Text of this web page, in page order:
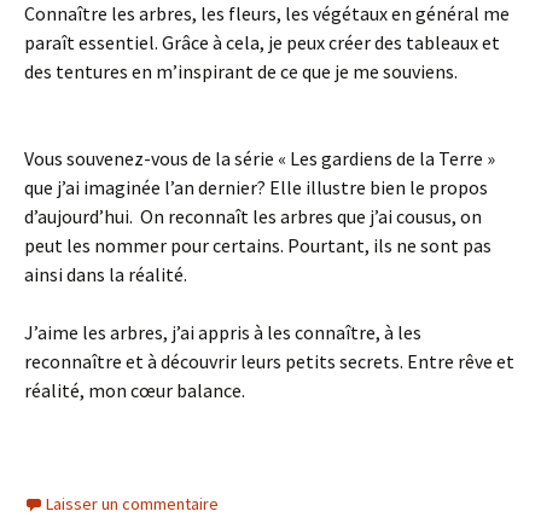
Connaître les arbres, les fleurs, les végétaux en général me
paraît essentiel. Grâce à cela, je peux créer des tableaux et
des tentures en m’inspirant de ce que je me souviens.
Vous souvenez-vous de la série « Les gardiens de la Terre »
que j’ai imaginée l’an dernier? Elle illustre bien le propos
d’aujourd’hui. On reconnaît les arbres que j’ai cousus, on
peut les nommer pour certains. Pourtant, ils ne sont pas
ainsi dans la réalité.
J’aime les arbres, j’ai appris à les connaître, à les
reconnaître et à découvrir leurs petits secrets. Entre rêve et
réalité, mon cœur balance.
Laisser un commentaire